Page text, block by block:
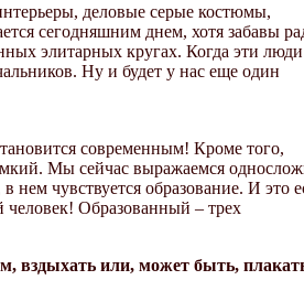
деловые серые костюмы,
сегодняшним днем, хотя забавы
элитарных кругах. Когда эти люди
Ну и будет у нас еще один
современным! Кроме того,
Мы сейчас выражаемся
чувствуется образование. И это
человек! Образованный – трех
вздыхать или, может быть,